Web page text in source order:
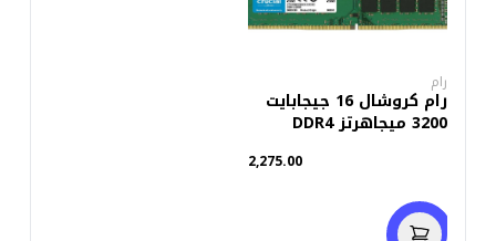
رام
رام كروشال 16 جيجابايت
3200 ميجاهرتز DDR4
2,275.00